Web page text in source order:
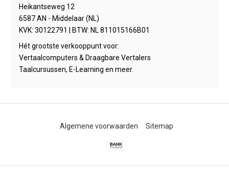
Heikantseweg 12
6587 AN - Middelaar (NL)
KVK: 30122791 | BTW: NL 811015166B01
Hét grootste verkooppunt voor:
Vertaalcomputers & Draagbare Vertalers
Taalcursussen, E-Learning en meer.
Algemene voorwaarden Sitemap